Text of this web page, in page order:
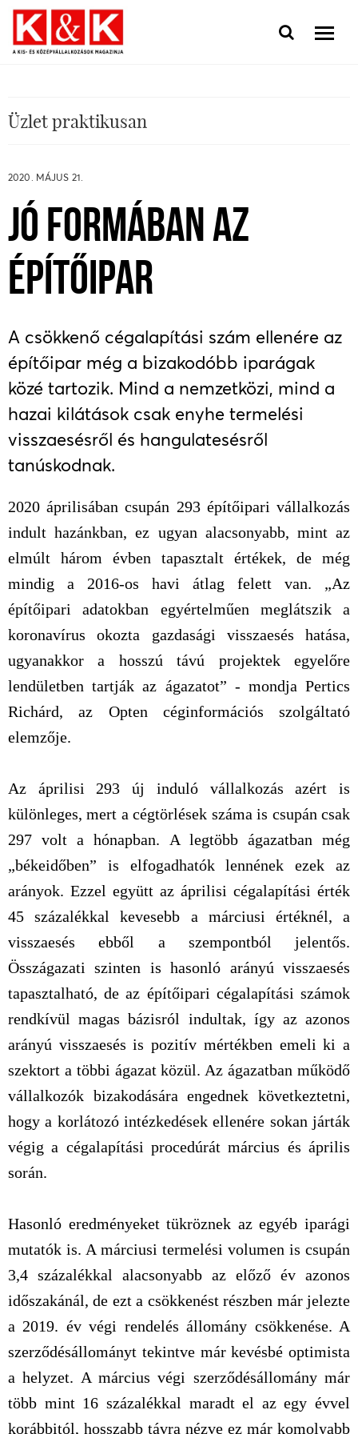
Üzlet praktikusan
2020. MÁJUS 21.
JÓ FORMÁBAN AZ
ÉPÍTŐIPAR
A csökkenő cégalapítási szám ellenére az
építőipar még a bizakodóbb iparágak
közé tartozik. Mind a nemzetközi, mind a
hazai kilátások csak enyhe termelési
visszaesésről és hangulatesésről
tanúskodnak.
2020 áprilisában csupán 293 építőipari vállalkozás
indult hazánkban, ez ugyan alacsonyabb, mint az
elmúlt három évben tapasztalt értékek, de még
mindig a 2016-os havi átlag felett van. „Az
építőipari adatokban egyértelműen meglátszik a
koronavírus okozta gazdasági visszaesés hatása,
ugyanakkor a hosszú távú projektek egyelőre
lendületben tartják az ágazatot” - mondja Pertics
Richárd, az Opten céginformációs szolgáltató
elemzője.
Az áprilisi 293 új induló vállalkozás azért is
különleges, mert a cégtörlések száma is csupán csak
297 volt a hónapban. A legtöbb ágazatban még
„békeidőben” is elfogadhatók lennének ezek az
arányok. Ezzel együtt az áprilisi cégalapítási érték
45 százalékkal kevesebb a márciusi értéknél, a
visszaesés ebből a szempontból jelentős.
Összágazati szinten is hasonló arányú visszaesés
tapasztalható, de az építőipari cégalapítási számok
rendkívül magas bázisról indultak, így az azonos
arányú visszaesés is pozitív mértékben emeli ki a
szektort a többi ágazat közül. Az ágazatban működő
vállalkozók bizakodására engednek következtetni,
hogy a korlátozó intézkedések ellenére sokan járták
végig a cégalapítási procedúrát március és április
során.
Hasonló eredményeket tükröznek az egyéb iparági
mutatók is. A márciusi termelési volumen is csupán
3,4 százalékkal alacsonyabb az előző év azonos
időszakánál, de ezt a csökkenést részben már jelezte
a 2019. év végi rendelés állomány csökkenése. A
szerződésállományt tekintve már kevésbé optimista
a helyzet. A március végi szerződésállomány már
több mint 16 százalékkal maradt el az egy évvel
korábbitól, hosszabb távra nézve ez már komolyabb